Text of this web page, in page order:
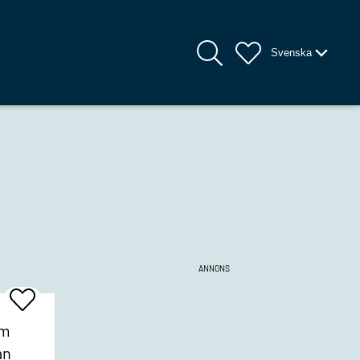
Svenska
Add
To
ANNONS